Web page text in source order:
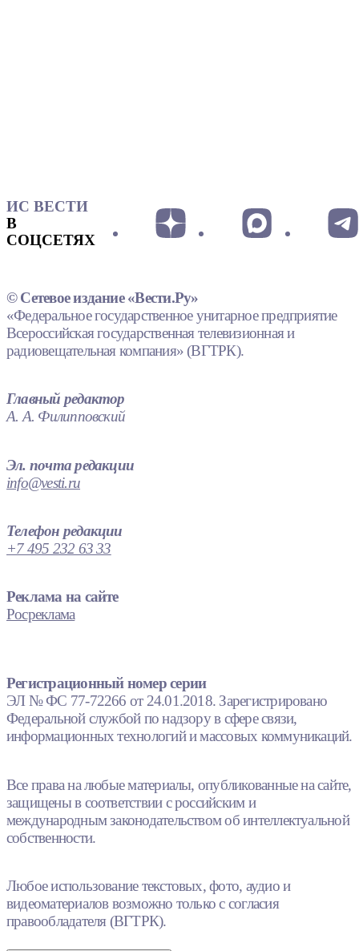
ИС ВЕСТИ
В
СОЦСЕТЯХ
© Сетевое издание «Вести.Ру»
«Федеральное государственное унитарное предприятие
Всероссийская государственная телевизионная и
радиовещательная компания» (ВГТРК).
Главный редактор
А. А. Филипповский
Эл. почта редакции
info@vesti.ru
Телефон редакции
+7 495 232 63 33
Реклама на сайте
Росреклама
Регистрационный номер серии
ЭЛ № ФС 77-72266 от 24.01.2018. Зарегистрировано
Федеральной службой по надзору в сфере связи,
информационных технологий и массовых коммуникаций.
Все права на любые материалы, опубликованные на сайте,
защищены в соответствии с российским и
международным законодательством об интеллектуальной
собственности.
Любое использование текстовых, фото, аудио и
видеоматериалов возможно только с согласия
правообладателя (ВГТРК).